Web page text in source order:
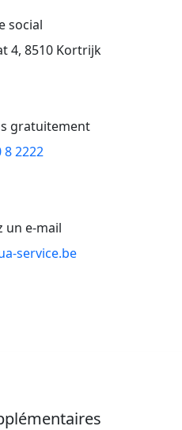
social
4, 8510 Kortrijk
gratuitement
8 2222
un e-mail
service.be